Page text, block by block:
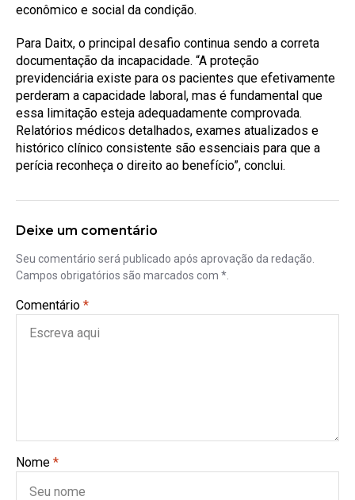
econômico e social da condição.
Para Daitx, o principal desafio continua sendo a correta
documentação da incapacidade. “A proteção
previdenciária existe para os pacientes que efetivamente
perderam a capacidade laboral, mas é fundamental que
essa limitação esteja adequadamente comprovada.
Relatórios médicos detalhados, exames atualizados e
histórico clínico consistente são essenciais para que a
perícia reconheça o direito ao benefício”, conclui.
Deixe um comentário
Seu comentário será publicado após aprovação da redação.
Campos obrigatórios são marcados com *.
Comentário *
Nome *